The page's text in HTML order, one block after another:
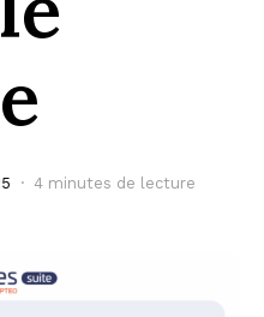
4 minutes de lecture